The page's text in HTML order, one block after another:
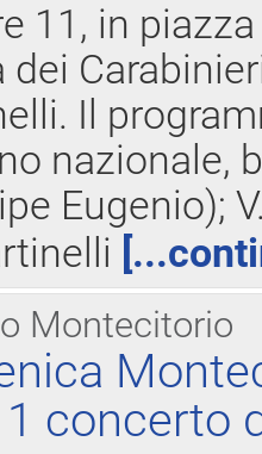
11, in
dei
Il
nazionale,
Eugenio);
Montecitorio
concerto